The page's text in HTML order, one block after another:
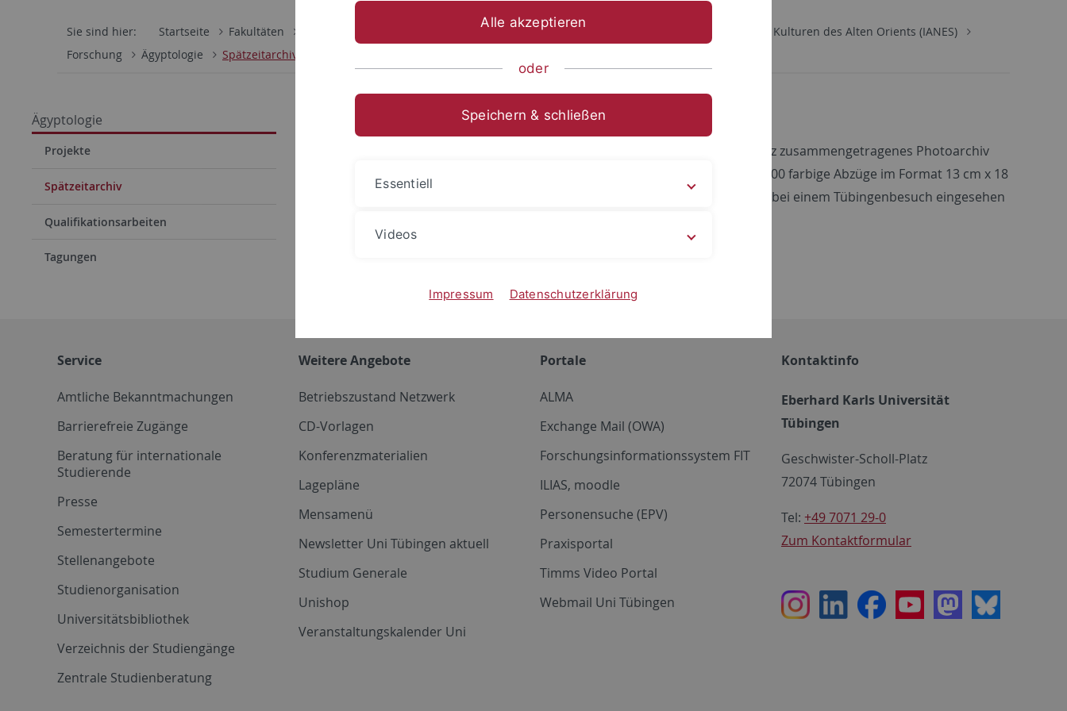
Sie sind hier: Startseite Fakultäten Altertums- und Kunstwissenschaften
Institut für die Kulturen des Alten Orients (IANES)
Forschung
Ägyptologie Spätzeitarchiv
Ägyptologie
Projekte
Spätzeitarchiv
Qualifikationsarbeiten
Tagungen
Im Ägyptologischen Institut wird ein von Christian Leitz und Daniela Mendel-Leitz zusammengetragenes Photoarchiv
von Inschriften der griechisch-römischen Tempel Ägyptens aufbewahrt (ca. 15.000 farbige Abzüge im Format 13 cm x 18
cm), das nach vorheriger Anmeldung von jedem interessierten Wissenschaftler bei einem Tübingenbesuch eingesehen
Service
Amtliche Bekanntmachungen
Barrierefreie Zugänge
Beratung für internationale
Studierende
Presse
Semestertermine
Stellenangebote
Studienorganisation
Universitätsbibliothek
Verzeichnis der Studiengänge
Zentrale Studienberatung
Weitere Angebote
Betriebszustand Netzwerk
CD-Vorlagen
Konferenzmaterialien
Lagepläne
Mensamenü
Newsletter Uni Tübingen aktuell
Studium Generale
Unishop
Veranstaltungskalender Uni
Portale
ALMA
Exchange Mail (OWA)
Forschungsinformationssystem FIT
ILIAS, moodle
Personensuche (EPV)
Praxisportal
Timms Video Portal
Webmail Uni Tübingen
Kontaktinfo
Eberhard Karls Universität
Tübingen
Geschwister-Scholl-Platz
72074 Tübingen
Tel: +49 7071 29-0
Zum Kontaktformular
InstagramLinkedInFacebookYoutubeMastodon
Bluesky
Alle akzeptieren
oder
Speichern & schließen
Essentiell
Videos
Impressum Datenschutzerklärung